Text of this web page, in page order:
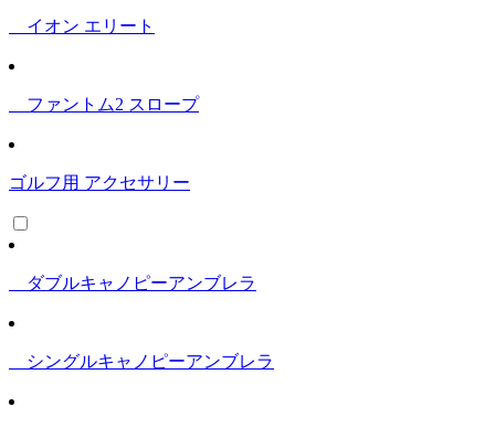
イオン エリート
ファントム2 スロープ
ゴルフ用 アクセサリー
ダブルキャノピーアンブレラ
シングルキャノピーアンブレラ